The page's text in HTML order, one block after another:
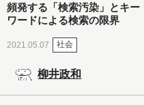
頻発する「検索汚染」とキー
ワードによる検索の限界
2021.05.07 社会
柳井政和